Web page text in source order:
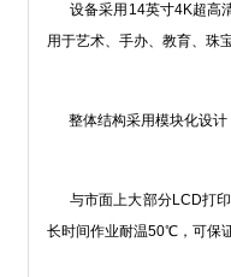
设备采用14英寸4K超高
用于艺术、手办、教育、珠
整体结构采用模块化设计
与市面上大部分LCD打印
长时间作业耐温50℃，可保